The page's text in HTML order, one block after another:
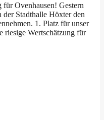
Ovenhausen! Gestern
Stadthalle Höxter den
1. Platz für unser
riesige Wertschätzung für